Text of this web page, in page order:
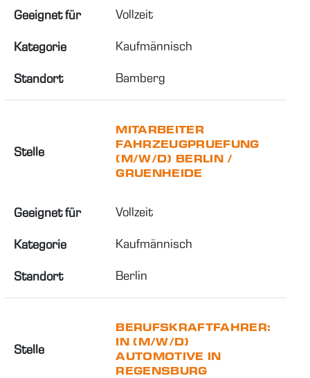
Geeignet für Vollzeit
Kategorie Kaufmännisch
Standort Bamberg
Stelle
MITARBEITER
FAHRZEUGPRUEFUNG
(M/W/D) BERLIN /
GRUENHEIDE
Geeignet für Vollzeit
Kategorie Kaufmännisch
Standort Berlin
Stelle
BERUFSKRAFTFAHRER:
IN (M/W/D)
AUTOMOTIVE IN
REGENSBURG